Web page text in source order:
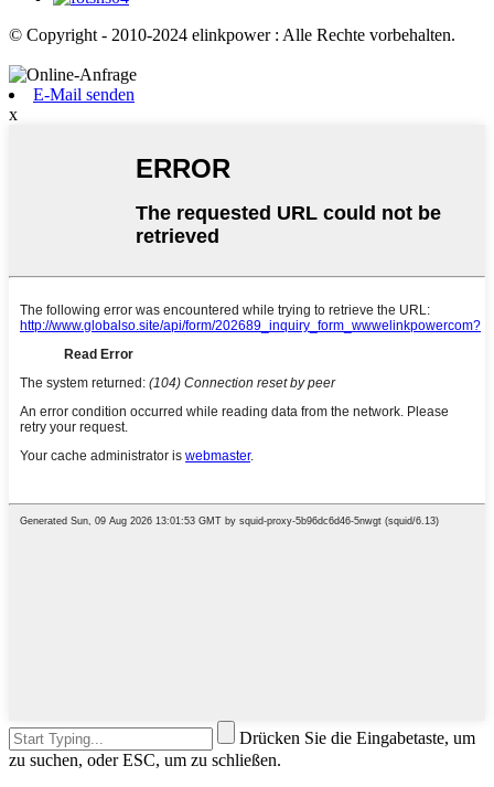
© Copyright - 2010-2024 elinkpower : Alle Rechte vorbehalten.
E-Mail senden
x
Drücken Sie die Eingabetaste, um
zu suchen, oder ESC, um zu schließen.